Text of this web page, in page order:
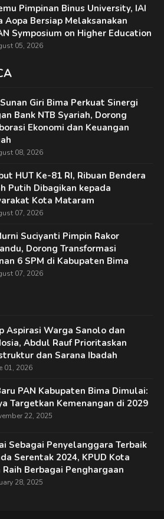
Pimpinan Binus University, IAI
Aopa Bersiap Melaksanakan
Symposium on Higher Education
05, 2026
Giri Bima Perkuat Sinergi
Bank NTB Syariah, Dorong
Ekonomi dan Keuangan
08, 2026
HUT Ke-81 RI, Ribuan Bendera
Putih Dibagikan kepada
Kota Mataram
07, 2026
Suciyanti Pimpin Rakor
Dorong Transformasi
6 SPM di Kabupaten Bima
07, 2026
Aspirasi Warga Sanolo dan
Abdul Rauf Prioritaskan
dan Sarana Ibadah
01, 2026
PAN Kabupaten Bima Dimulai:
Targetkan Kemenangan di 2029
22, 2025
Sebagai Penyelanggara Terbaik
Serentak 2024, KPUD Kota
Raih Berbagai Penghargaan
28, 2025